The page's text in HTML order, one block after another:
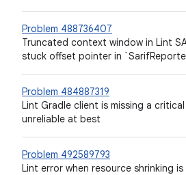
Problem 488736407
Truncated context window in Lint
stuck offset pointer in
Problem 484887319
Lint Gradle client is missing a
unreliable at best
Problem 492589793
Lint error when resource shrinking